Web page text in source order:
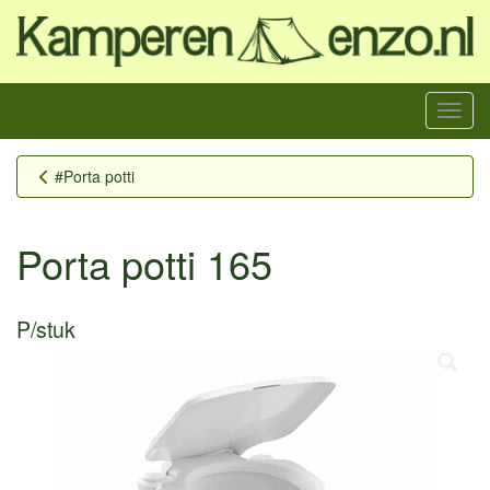
Menu
#Porta potti
Porta potti 165
P/stuk